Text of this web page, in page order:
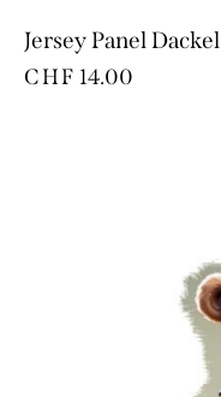
Jersey Panel Dackel
CHF 14.00